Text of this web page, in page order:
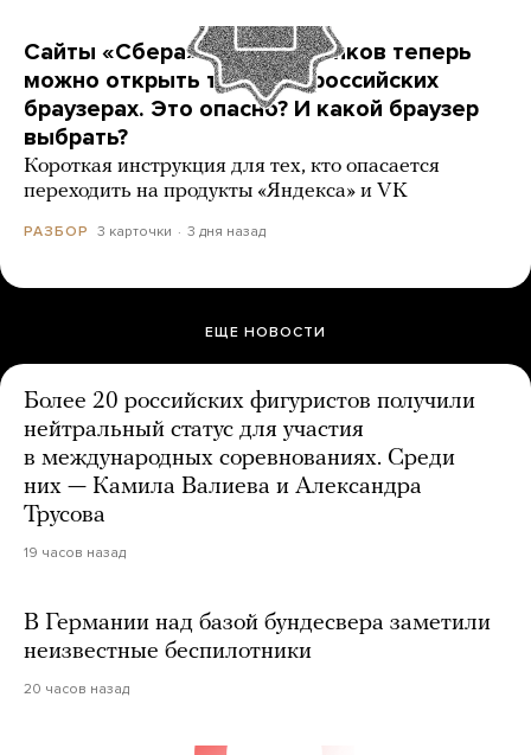
Сайты «Сбера» и других банков теперь
можно открыть только в российских
браузерах. Это опасно? И какой браузер
выбрать?
Короткая инструкция для тех, кто опасается
переходить на продукты «Яндекса» и VK
РАЗБОР 3 карточки 3 дня назад
ЕЩЕ НОВОСТИ
Более 20 российских фигуристов получили
нейтральный статус для участия
в международных соревнованиях. Среди
них — Камила Валиева и Александра
Трусова
19 часов назад
В Германии над базой бундесвера заметили
неизвестные беспилотники
20 часов назад